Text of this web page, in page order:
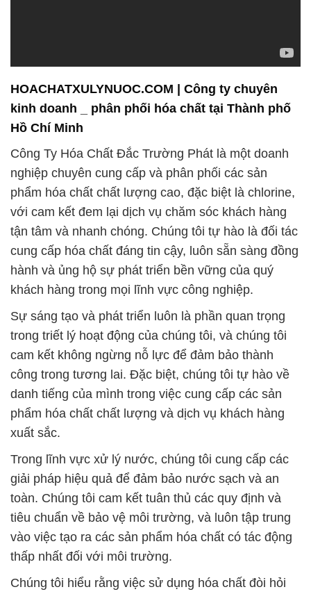
HOACHATXULYNUOC.COM | Công ty chuyên
kinh doanh _ phân phối hóa chất tại Thành phố
Hồ Chí Minh
Công Ty Hóa Chất Đắc Trường Phát là một doanh
nghiệp chuyên cung cấp và phân phối các sản
phẩm hóa chất chất lượng cao, đặc biệt là chlorine,
với cam kết đem lại dịch vụ chăm sóc khách hàng
tận tâm và nhanh chóng. Chúng tôi tự hào là đối tác
cung cấp hóa chất đáng tin cậy, luôn sẵn sàng đồng
hành và ủng hộ sự phát triển bền vững của quý
khách hàng trong mọi lĩnh vực công nghiệp.
Sự sáng tạo và phát triển luôn là phần quan trọng
trong triết lý hoạt động của chúng tôi, và chúng tôi
cam kết không ngừng nỗ lực để đảm bảo thành
công trong tương lai. Đặc biệt, chúng tôi tự hào về
danh tiếng của mình trong việc cung cấp các sản
phẩm hóa chất chất lượng và dịch vụ khách hàng
xuất sắc.
Trong lĩnh vực xử lý nước, chúng tôi cung cấp các
giải pháp hiệu quả để đảm bảo nước sạch và an
toàn. Chúng tôi cam kết tuân thủ các quy định và
tiêu chuẩn về bảo vệ môi trường, và luôn tập trung
vào việc tạo ra các sản phẩm hóa chất có tác động
thấp nhất đối với môi trường.
Chúng tôi hiểu rằng việc sử dụng hóa chất đòi hỏi